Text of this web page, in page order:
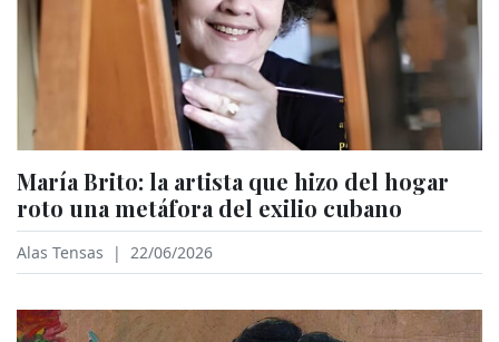
María Brito: la artista que hizo del hogar
roto una metáfora del exilio cubano
Alas Tensas | 22/06/2026